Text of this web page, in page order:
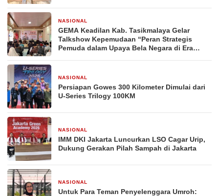
NASIONAL
GEMA Keadilan Kab. Tasikmalaya Gelar
Talkshow Kepemudaan “Peran Strategis
Pemuda dalam Upaya Bela Negara di Era
NASIONAL
Persiapan Gowes 300 Kilometer Dimulai dari
U-Series Trilogy 100KM
NASIONAL
IMM DKI Jakarta Luncurkan LSO Cagar Urip,
Dukung Gerakan Pilah Sampah di Jakarta
NASIONAL
Untuk Para Teman Penyelenggara Umroh: